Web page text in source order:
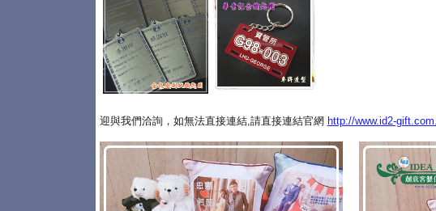
迎與我們洽詢，如無法直接連結,請直接連結官網 http://www.id2-